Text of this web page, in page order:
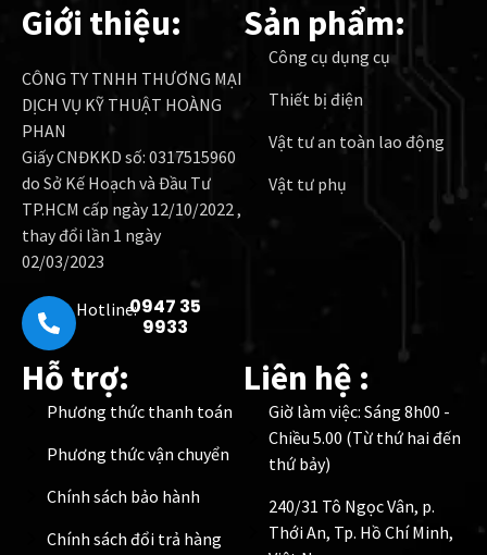
Giới thiệu:
CÔNG TY TNHH THƯƠNG MẠI
DỊCH VỤ KỸ THUẬT HOÀNG
PHAN
Giấy CNĐKKD số: 0317515960
do Sở Kế Hoạch và Đầu Tư
TP.HCM cấp ngày 12/10/2022 ,
thay đổi lần 1 ngày
02/03/2023
Hotline:0947 35
9933
Sản phẩm:
Công cụ dụng cụ
Thiết bị điện
Vật tư an toàn lao động
Vật tư phụ
Hỗ trợ:
Phương thức thanh toán
Phương thức vận chuyển
Chính sách bảo hành
Chính sách đổi trả hàng
Liên hệ :
Giờ làm việc: Sáng 8h00 -
Chiều 5.00 (Từ thứ hai đến
thứ bảy)
240/31 Tô Ngọc Vân, p.
Thới An, Tp. Hồ Chí Minh,